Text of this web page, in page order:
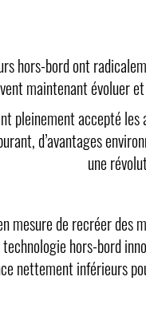
hors-bord ont
maintenant évoluer
pleinement accepté
d’avantages
une
de recréer des
hors-bord
nettement inférieurs